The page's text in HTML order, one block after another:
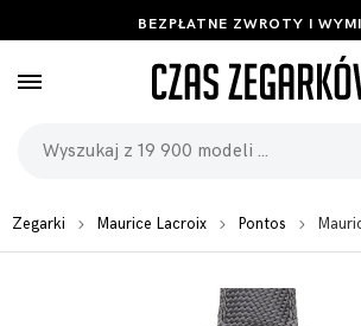
BEZPŁATNE ZWROTY I
Zegarki Maurice Lacroix Pontos